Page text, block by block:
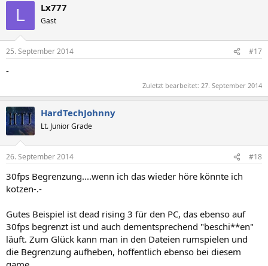
L Lx777
Gast
25. September 2014 #17
-
Zuletzt bearbeitet: 27. September 2014
HardTechJohnny
Lt. Junior Grade
26. September 2014 #18
30fps Begrenzung....wenn ich das wieder höre könnte ich
kotzen-.-
Gutes Beispiel ist dead rising 3 für den PC, das ebenso auf
30fps begrenzt ist und auch dementsprechend "beschi**en"
läuft. Zum Glück kann man in den Dateien rumspielen und
die Begrenzung aufheben, hoffentlich ebenso bei diesem